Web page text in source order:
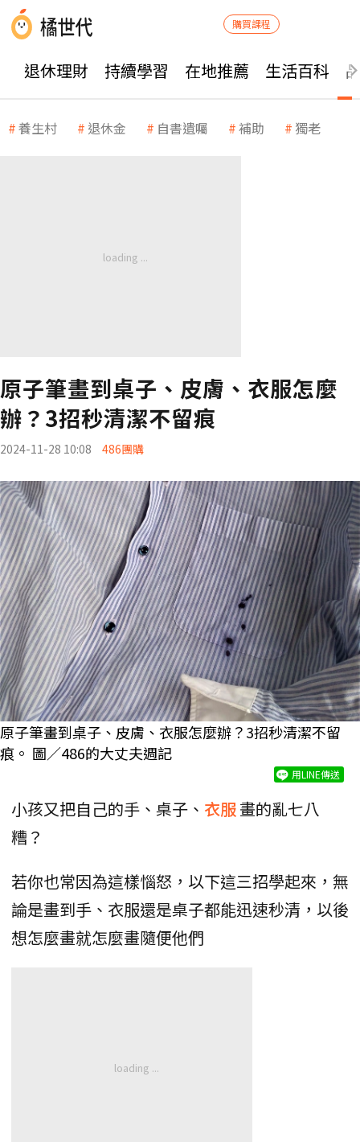
購買課程
退休理財 持續學習 在地推薦 生活百科
養生村 退休金 自書遺囑 補助 獨老
原子筆畫到桌子、皮膚、衣服怎麼
辦？3招秒清潔不留痕
2024-11-28 10:08 486團購
原子筆畫到桌子、皮膚、衣服怎麼辦？3招秒清潔不留
痕。 圖／486的大丈夫週記
用LINE傳送
小孩又把自己的手、桌子、 衣服畫的亂七八
糟？
若你也常因為這樣惱怒，以下這三招學起來，無
論是畫到手、衣服還是桌子都能迅速秒清，以後
想怎麼畫就怎麼畫隨便他們